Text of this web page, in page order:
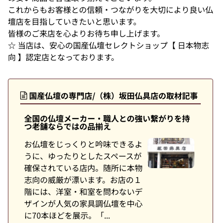
これからもお客様との信頼・つながりを大切により良い仏
壇店を目指していきたいと思います。
皆様のご来店を心よりお待ち申し上げます。
☆ 当店は、安心の国産仏壇セレクトショップ【 日本物志
向 】認定店となっております。
国産仏壇の専門店/（株）坂田仏具店の取材記事
全国の仏壇メーカー・職人との強い繋がりを持
つ老舗ならではの品揃え
お仏壇をじっくりと吟味できるよ
うに、ゆったりとしたスペースが
確保されている店内。随所に本物
志向の威厳が漂います。お店の１
階には、洋室・和室を問わないデ
ザインが人気の家具調仏壇を中心
に70本ほどを展示。「...